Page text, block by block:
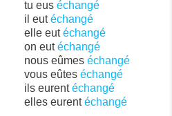
tu eus échangé
il eutéchangé
elle eutéchangé
on eutéchangé
nous eûmes échangé
vous eûtes échangé
ils eurentéchangé
elles eurentéchangé